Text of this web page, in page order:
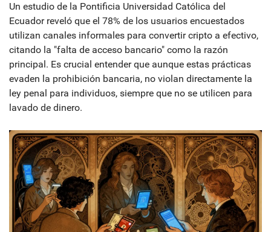
Un estudio de la Pontificia Universidad Católica del
Ecuador reveló que el 78% de los usuarios encuestados
utilizan canales informales para convertir cripto a efectivo,
citando la "falta de acceso bancario" como la razón
principal. Es crucial entender que aunque estas prácticas
evaden la prohibición bancaria, no violan directamente la
ley penal para individuos, siempre que no se utilicen para
lavado de dinero.